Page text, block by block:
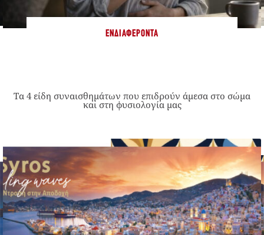
ΕΝΔΙΑΦΈΡΟΝΤΑ
Τα 4 είδη συναισθημάτων που επιδρούν άμεσα στο σώμα
και στη φυσιολογία μας